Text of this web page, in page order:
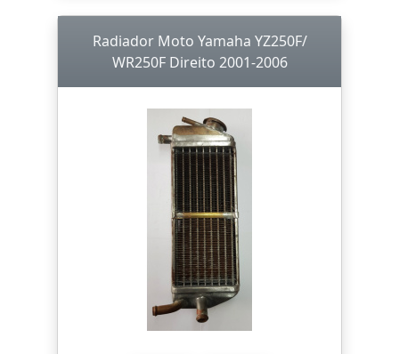
Radiador Moto Yamaha YZ250F/
WR250F Direito 2001-2006